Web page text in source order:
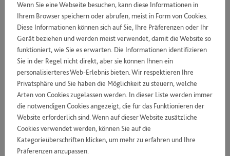
ICH HABE AUF "PASSWORT VERGESSEN"
GEKLICKT, ABER NIE EINE E-MAIL MIT
EINEM LINK ZUM ERSTELLEN EINES
PASSWORTS ERHALTEN.
ICH HABE AUF "PASSWORT VERGESSEN"
GEKLICKT, ABER WENN ICH AUF DEN PER
E-MAIL ERHALTENEN LINK KLICKE, WIRD
EINE FEHLERMELDUNG ANGEZEIGT.
Wenn Sie eine Webseite besuchen, kann diese Informationen in
Ihrem Browser speichern oder abrufen, meist in Form von Cookies.
Diese Informationen können sich auf Sie, Ihre Präferenzen oder Ihr
Gerät beziehen und werden meist verwendet, damit die Website so
funktioniert, wie Sie es erwarten. Die Informationen identifizieren
Sie in der Regel nicht direkt, aber sie können Ihnen ein
personalisierteres Web-Erlebnis bieten. Wir respektieren Ihre
Privatsphäre und Sie haben die Möglichkeit zu steuern, welche
Arten von Cookies zugelassen werden. In dieser Liste werden immer
die notwendigen Cookies angezeigt, die für das Funktionieren der
Website erforderlich sind. Wenn auf dieser Website zusätzliche
Cookies verwendet werden, können Sie auf die
Kategorieüberschriften klicken, um mehr zu erfahren und Ihre
Präferenzen anzupassen.